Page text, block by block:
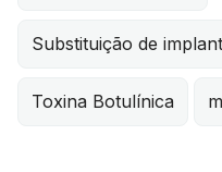
Substituição de
Toxina Botulínica